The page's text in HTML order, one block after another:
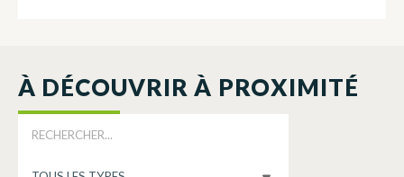
À DÉCOUVRIR À PROXIMITÉ